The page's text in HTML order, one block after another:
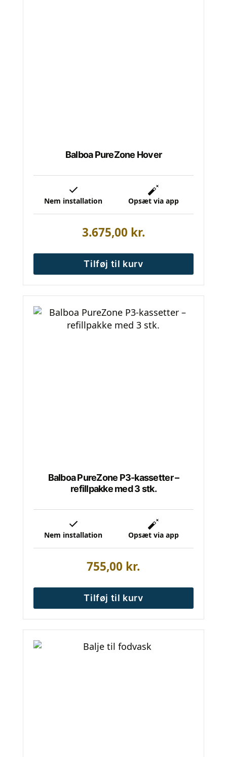
Balboa PureZone Hover
Nem installation Opsæt via app
3.675,00 kr.
Tilføj til kurv
Balboa PureZone P3-kassetter –
refillpakke med 3 stk.
Nem installation Opsæt via app
755,00 kr.
Tilføj til kurv